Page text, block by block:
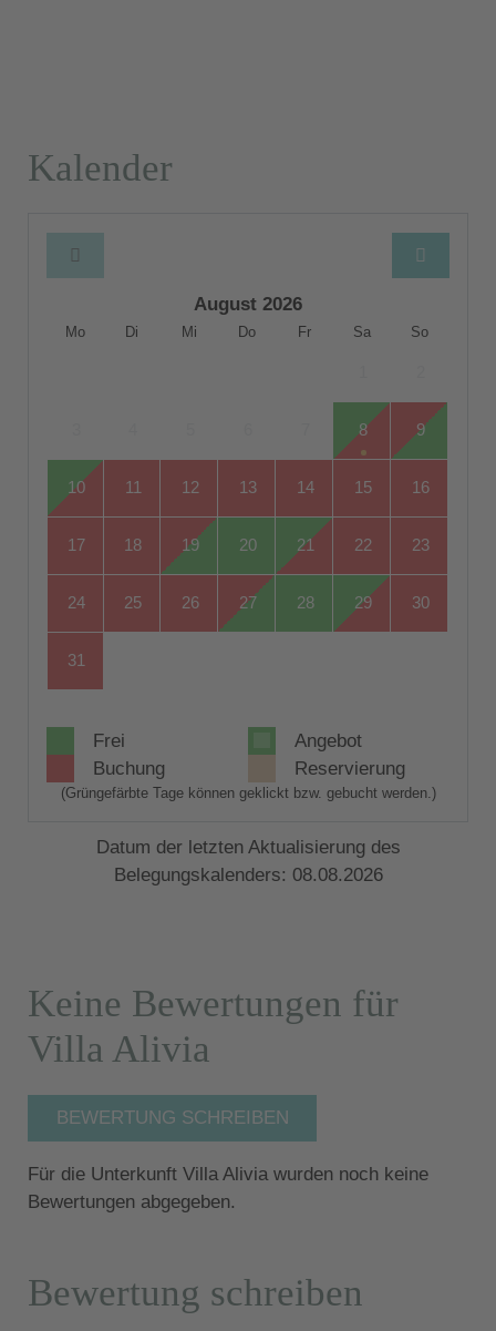
Kalender
August 2026
Mo Di Mi Do Fr Sa So
8 9
10 11 12 13 14 15 16
17 18 19 20 21 22 23
24 25 26 27 28 29 30
31
Frei
Angebot
Buchung
Reservierung
(Grüngefärbte Tage können geklickt bzw. gebucht werden.)
Datum der letzten Aktualisierung des
Belegungskalenders: 08.08.2026
Keine Bewertungen für
Villa Alivia
BEWERTUNG SCHREIBEN
Für die Unterkunft Villa Alivia wurden noch keine
Bewertungen abgegeben.
Bewertung schreiben